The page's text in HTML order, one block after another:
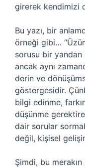
girerek kendimizi
Bu yazı, bir
örneği gibi…
sorusu bir
ancak aynı
derin ve
göstergesidir.
bilgi edinme,
düşünme
dair sorular
değil, kişisel
Şimdi, bu